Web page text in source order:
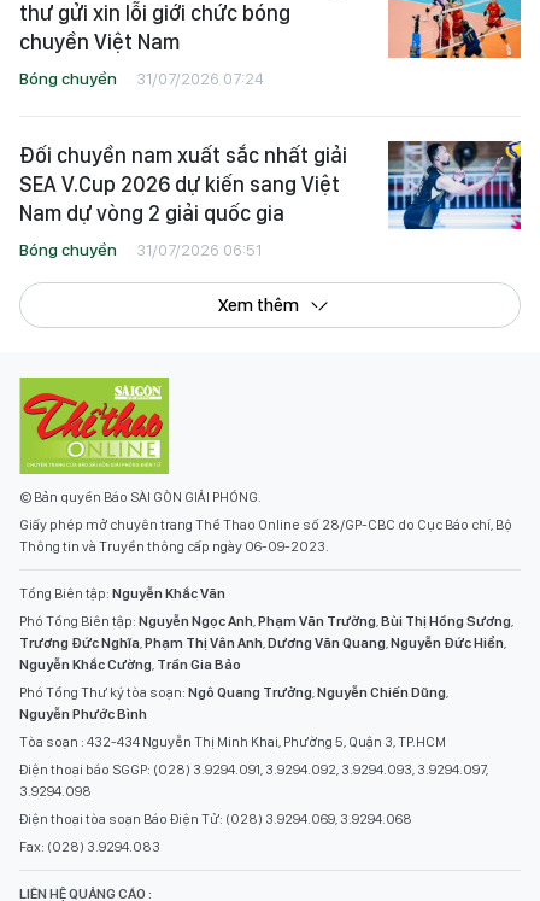
thư gửi xin lỗi giới chức bóng
chuyền Việt Nam
Bóng chuyền 31/07/2026 07:24
Đối chuyền nam xuất sắc nhất giải
SEA V.Cup 2026 dự kiến sang Việt
Nam dự vòng 2 giải quốc gia
Bóng chuyền 31/07/2026 06:51
Xem thêm
© Bản quyền Báo SÀI GÒN GIẢI PHÓNG.
Giấy phép mở chuyên trang Thể Thao Online số 28/GP-CBC do Cục Báo chí, Bộ
Thông tin và Truyền thông cấp ngày 06-09-2023.
Tổng Biên tập: Nguyễn Khắc Văn
Phó Tổng Biên tập: Nguyễn Ngọc Anh Phạm Văn Trường Bùi Thị Hồng Sương
Trương Đức Nghĩa Phạm Thị Vân Anh Dương Văn Quang Nguyễn Đức Hiển
Nguyễn Khắc Cường Trần Gia Bảo
Phó Tổng Thư ký tòa soạn: Ngô Quang Trưởng Nguyễn Chiến Dũng
Nguyễn Phước Bình
Tòa soạn : 432-434 Nguyễn Thị Minh Khai, Phường 5, Quận 3, TP.HCM
Điện thoại báo SGGP: (028) 3.9294.091, 3.9294.092, 3.9294.093, 3.9294.097,
3.9294.098
Điện thoại tòa soạn Báo Điện Tử: (028) 3.9294.069, 3.9294.068
Fax: (028) 3.9294.083
LIÊN HỆ QUẢNG CÁO :